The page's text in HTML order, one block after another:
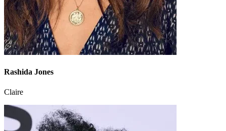
Rashida Jones
Claire